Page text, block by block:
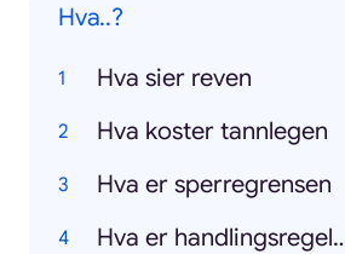
Hva..?
Hva sier reven
Hva koster tannlegen
Hva er sperregrensen
Hva er